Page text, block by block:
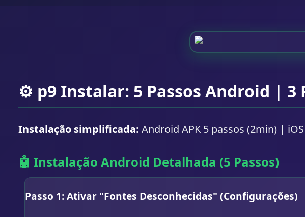
⚙️ p9 Instalar: 5 Passos Android | 3
Instalação simplificada: Android APK 5 passos (2min) |
🤖 Instalação Android Detalhada (5 Passos)
Passo 1: Ativar "Fontes Desconhecidas" (Configurações)